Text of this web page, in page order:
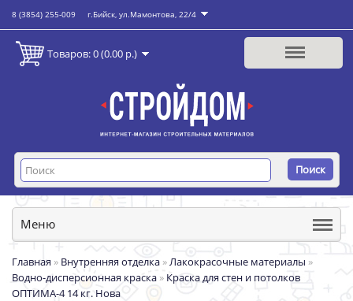
8 (3854) 255-009 г.Бийск, ул.Мамонтова, 22/4
Товаров: 0 (0.00 р.)
Поиск
Меню
Главная » Внутренняя отделка »Лакокрасочные материалы »
Водно-дисперсионная краска » Краска для стен и потолков
ОПТИМА-4 14 кг. Нова